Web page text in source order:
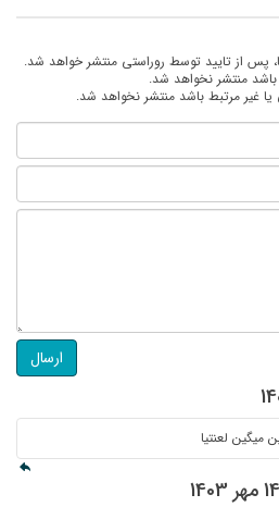
پس از تایید توسط روراستی منتشر خواهد شد.
باشد منتشر نخواهد شد.
یا غیر مرتبط باشد منتشر نخواهد شد.
ارسال
میگین لعنتیا